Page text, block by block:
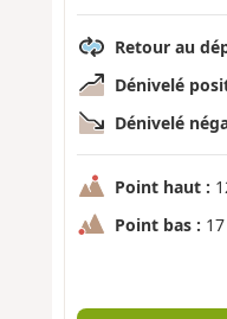
Retour au
Dénivelé
Dénivelé
Point haut :
Point bas :